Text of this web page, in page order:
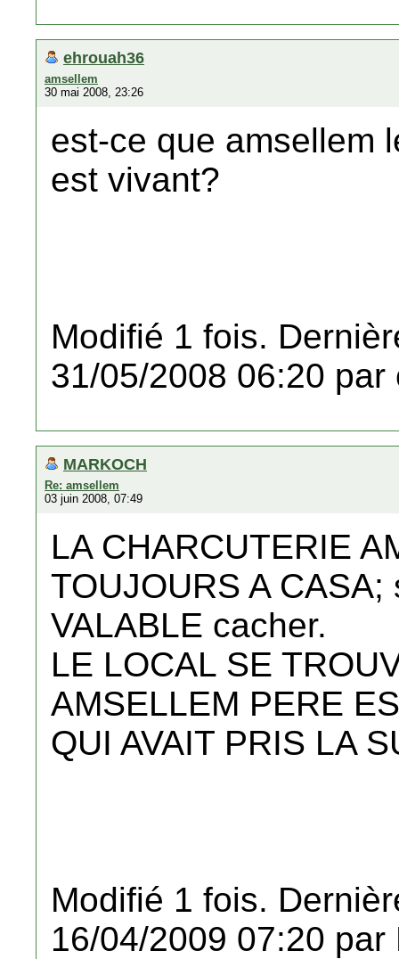
ehrouah36
amsellem
30 mai 2008, 23:26
est-ce que amsellem
est vivant?
Modifié 1 fois.
31/05/2008 06:20 par
MARKOCH
Re: amsellem
03 juin 2008, 07:49
LA CHARCUTERIE
TOUJOURS A
VALABLE cacher.
LE LOCAL SE
AMSELLEM PERE
QUI AVAIT PRIS LA
Modifié 1 fois.
16/04/2009 07:20 par